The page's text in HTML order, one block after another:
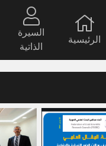
الرئيسية
السيرة
الذاتية